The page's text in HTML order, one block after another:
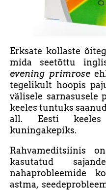
Erksate kollaste
mida seetõttu
evening primrose
tegelikult hoopis
välisele sarnasusele
keeles tuntuks
all. Eesti keeles
kuningakepiks.
Rahvameditsiinis
kasutatud
nahaprobleemide
astma,